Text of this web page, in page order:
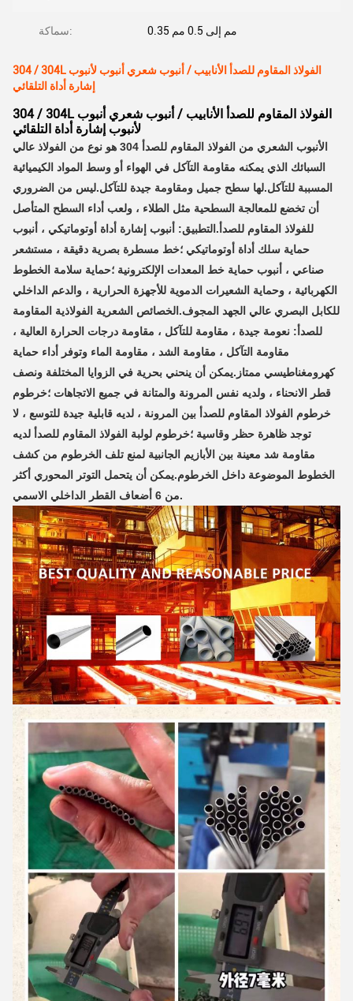
سماكة: 0.35 مم إلى 0.5 مم
304 / 304L الفولاذ المقاوم للصدأ الأنابيب / أنبوب شعري أنبوب لأنبوب
إشارة أداة التلقائي
304 / 304L الفولاذ المقاوم للصدأ الأنابيب / أنبوب شعري أنبوب
لأنبوب إشارة أداة التلقائي
الأنبوب الشعري من الفولاذ المقاوم للصدأ 304 هو نوع من الفولاذ عالي
السبائك الذي يمكنه مقاومة التآكل في الهواء أو وسط المواد الكيميائية
المسببة للتآكل.لها سطح جميل ومقاومة جيدة للتآكل.ليس من الضروري
أن تخضع للمعالجة السطحية مثل الطلاء ، ولعب أداء السطح المتأصل
للفولاذ المقاوم للصدأ. التطبيق: أنبوب إشارة أداة أوتوماتيكي ، أنبوب
حماية سلك أداة أوتوماتيكي ؛خط مسطرة بصرية دقيقة ، مستشعر
صناعي ، أنبوب حماية خط المعدات الإلكترونية ؛حماية سلامة الخطوط
الكهربائية ، وحماية الشعيرات الدموية للأجهزة الحرارية ، والدعم الداخلي
للكابل البصري عالي الجهد المجوف. الخصائص الشعرية الفولاذية المقاومة
للصدأ: نعومة جيدة ، مقاومة للتآكل ، مقاومة درجات الحرارة العالية ،
مقاومة التآكل ، مقاومة الشد ، مقاومة الماء وتوفر أداء حماية
كهرومغناطيسي ممتاز.يمكن أن ينحني بحرية في الزوايا المختلفة ونصف
قطر الانحناء ، ولديه نفس المرونة والمتانة في جميع الاتجاهات ؛خرطوم
خرطوم الفولاذ المقاوم للصدأ بين المرونة ، لديه قابلية جيدة للتوسع ، لا
توجد ظاهرة حظر وقاسية ؛خرطوم لولبة الفولاذ المقاوم للصدأ لديه
مقاومة شد معينة بين الأبازيم الجانبية لمنع تلف الخرطوم من كشف
الخطوط الموضوعة داخل الخرطوم.يمكن أن يتحمل التوتر المحوري أكثر
من 6 أضعاف القطر الداخلي الاسمي.